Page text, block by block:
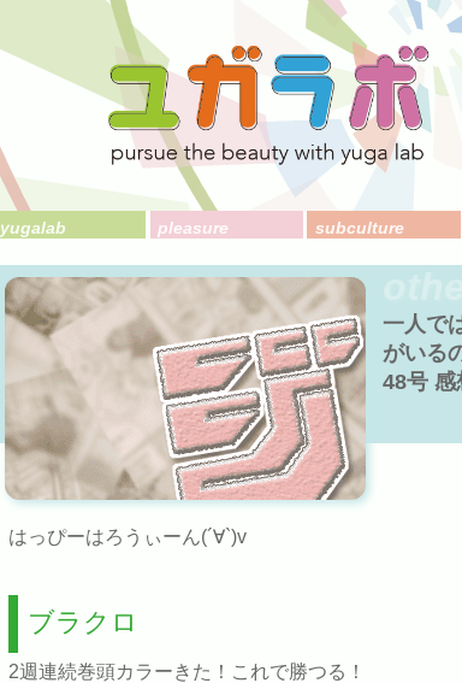
yugalab pleasure subculture
一人で
がいる
48号 感
はっぴーはろうぃーん(´∀`)v
ブラクロ
2週連続巻頭カラーきた！これで勝つる！